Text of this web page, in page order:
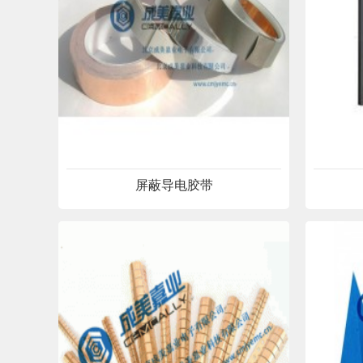
屏蔽导电胶带